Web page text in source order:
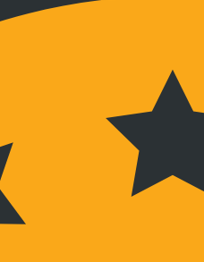
9:00 és 17:00 óra között